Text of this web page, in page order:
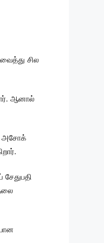
சில
ஆனால்
அசோக்